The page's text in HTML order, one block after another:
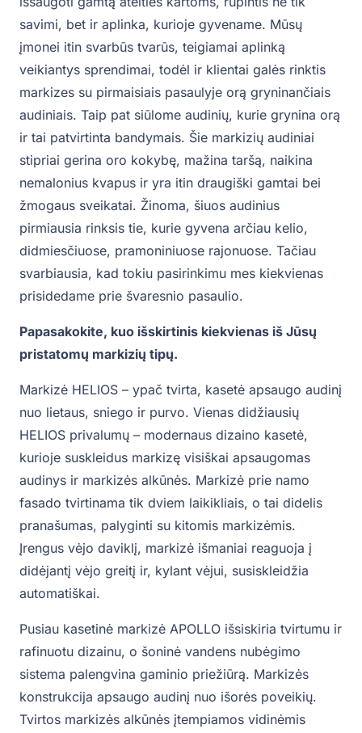
savimi, bet ir aplinka, kurioje gyvename. Mūsų
įmonei itin svarbūs tvarūs, teigiamai aplinką
veikiantys sprendimai, todėl ir klientai galės rinktis
markizes su pirmaisiais pasaulyje orą gryninančiais
audiniais. Taip pat siūlome audinių, kurie grynina orą
ir tai patvirtinta bandymais. Šie markizių audiniai
stipriai gerina oro kokybę, mažina taršą, naikina
nemalonius kvapus ir yra itin draugiški gamtai bei
žmogaus sveikatai. Žinoma, šiuos audinius
pirmiausia rinksis tie, kurie gyvena arčiau kelio,
didmiesčiuose, pramoniniuose rajonuose. Tačiau
svarbiausia, kad tokiu pasirinkimu mes kiekvienas
prisidedame prie švaresnio pasaulio.
Papasakokite, kuo išskirtinis kiekvienas iš Jūsų
pristatomų markizių tipų.
Markizė HELIOS – ypač tvirta, kasetė apsaugo audinį
nuo lietaus, sniego ir purvo. Vienas didžiausių
HELIOS privalumų – modernaus dizaino kasetė,
kurioje suskleidus markizę visiškai apsaugomas
audinys ir markizės alkūnės. Markizė prie namo
fasado tvirtinama tik dviem laikikliais, o tai didelis
pranašumas, palyginti su kitomis markizėmis.
Įrengus vėjo daviklį, markizė išmaniai reaguoja į
didėjantį vėjo greitį ir, kylant vėjui, susiskleidžia
automatiškai.
Pusiau kasetinė markizė APOLLO išsiskiria tvirtumu ir
rafinuotu dizainu, o šoninė vandens nubėgimo
sistema palengvina gaminio priežiūrą. Markizės
konstrukcija apsaugo audinį nuo išorės poveikių.
Tvirtos markizės alkūnės įtempiamos vidinėmis